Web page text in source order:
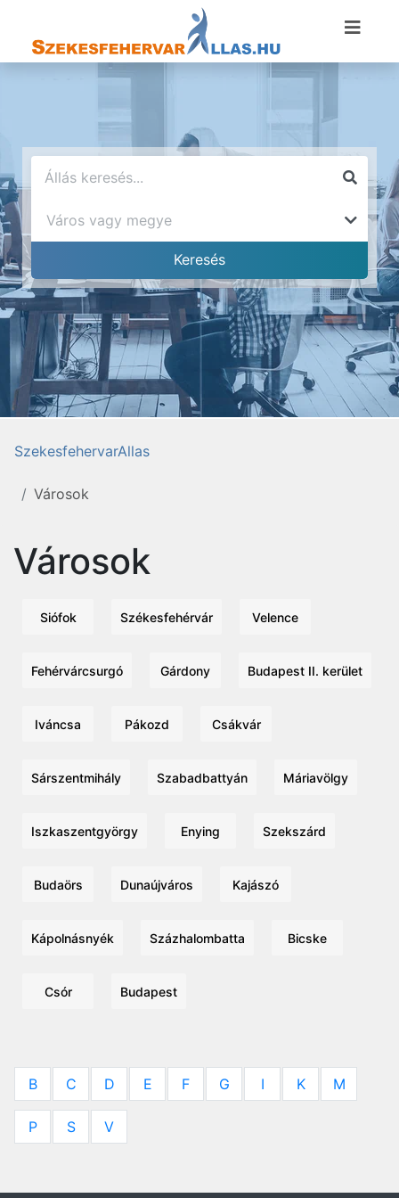
SzekesfehervarAllas
Városok
Városok
Siófok Székesfehérvár Velence
Fehérvárcsurgó Gárdony Budapest II. kerület
Iváncsa Pákozd Csákvár
Sárszentmihály Szabadbattyán Máriavölgy
Iszkaszentgyörgy Enying Szekszárd
Budaörs Dunaújváros Kajászó
Kápolnásnyék Százhalombatta Bicske
Csór Budapest
B C D E F G I K M
P S V